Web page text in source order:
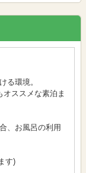
る環境。
ススメな素泊ま
、お風呂の利用
す)